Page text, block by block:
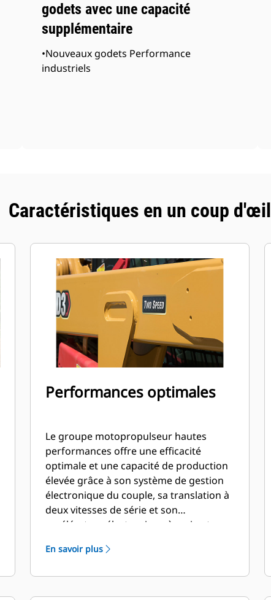
godets avec une capacité
supplémentaire
•Nouveaux godets Performance
industriels
Caractéristiques en un coup d'œil
Performances optimales
Le groupe motopropulseur hautes
performances offre une efficacité
optimale et une capacité de production
élevée grâce à son système de gestion
électronique du couple, sa translation à
deux vitesses de série et son
accélérateur électronique à main et au
décélération.
En savoir plus